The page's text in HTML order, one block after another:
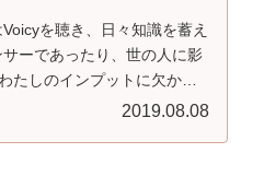
を聴き、日々知識を蓄え
ーであったり、世の人に影
たしのインプットに欠かせ
2019.08.08